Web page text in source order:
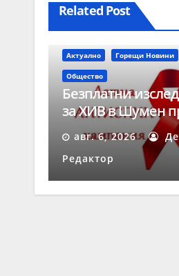
Related Post
Актуално Горещи Новини
Общество
Безплатни
за ХИВ в Шумен
август
авг. 6, 2026
Редактор